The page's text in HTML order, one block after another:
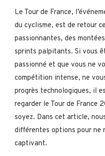
Le Tour de France,
du cyclisme, est de retour
passionnantes, des
sprints palpitants. Si vous
passionné et que vous ne
compétition intense, ne
progrès technologiques, il
regarder le Tour de France
soyez. Dans cet article,
différentes options pour ne
captivant.